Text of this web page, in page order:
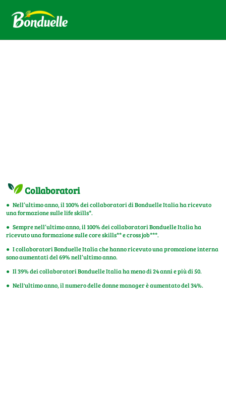
Collaboratori
● Nell’ultimo anno, il 100% dei collaboratori di Bonduelle Italia ha ricevuto
una formazione sulle life skills*.
● Sempre nell’ultimo anno, il 100% dei collaboratori Bonduelle Italia ha
ricevuto una formazione sulle core skills** e cross job***.
● I collaboratori Bonduelle Italia che hanno ricevuto una promozione interna
sono aumentati del 69% nell’ultimo anno.
● Il 39% dei collaboratori Bonduelle Italia ha meno di 24 anni e più di 50.
● Nell'ultimo anno, il numero delle donne manager è aumentato del 34%.